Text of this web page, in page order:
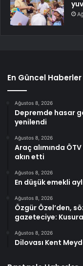
En Güncel Haberler
Ağustos 8, 2026
Depremde hasar
yenilendi
Ağustos 8, 2026
Araç alımında
akın etti
Ağustos 8, 2026
En düşük emekli
Ağustos 8, 2026
Özgür Özel’den,
gazeteciye:
Ağustos 8, 2026
Dilovası Kent